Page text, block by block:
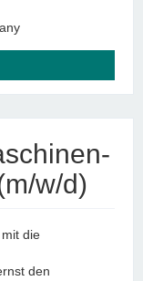
w/d)
die
den